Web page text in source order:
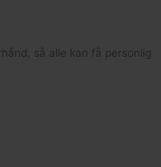
så alle kan få personlig